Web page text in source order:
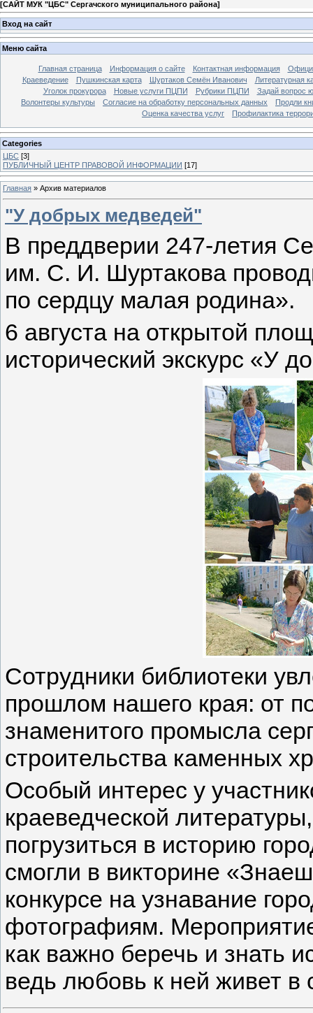
[САЙТ МУК "ЦБС" Сергачского муниципального района]
Вход на сайт
Меню сайта
Главная страница Информация о сайте Контактная информация
Краеведение
Пушкинская карта Шуртаков Семён Иванович
Литературная
Уголок прокурора
Новые услуги ПЦПИ Рубрики ПЦПИ
Задай вопрос
Волонтеры культуры
Согласие на обработку персональных данных
Продли
Оценка качества услуг
Профилактика
Categories
ЦБС [3]
ПУБЛИЧНЫЙ ЦЕНТР ПРАВОВОЙ ИНФОРМАЦИИ [17]
Главная » Архив материалов
"У добрых медведей"
В преддверии 247-летия
им. С. И. Шуртакова
по сердцу малая родина».
6 августа на открытой
исторический экскурс «У
Сотрудники библиотеки
прошлом нашего края: от
знаменитого промысла
строительства каменных
Особый интерес у
краеведческой
погрузиться в историю
смогли в викторине
конкурсе на узнавание
фотографиям.
как важно беречь и знать
ведь любовь к ней живет в